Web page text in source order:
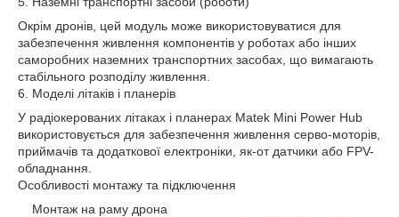
Окрім дронів, цей модуль може використовуватися для
забезпечення живлення компонентів у роботах або інших
саморобних наземних транспортних засобах, що вимагають
стабільного розподілу живлення.
6. Моделі літаків і планерів
У радіокерованих літаках і планерах Matek Mini Power Hub
використовується для забезпечення живлення серво-моторів,
приймачів та додаткової електроніки, як-от датчики або FPV-
обладнання.
Особливості монтажу та підключення
Монтаж на раму дрона